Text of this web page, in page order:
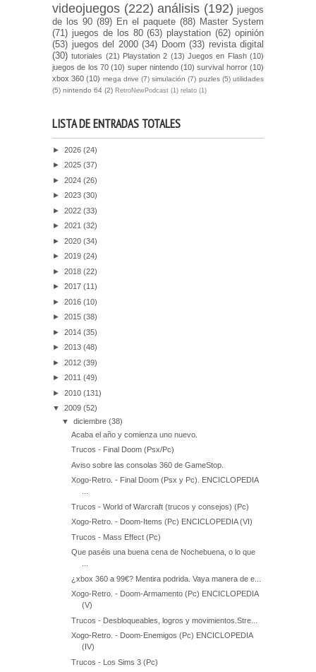
videojuegos (222) análisis (192) juegos
de los 90 (89) En el paquete (88) Master System
(71) juegos de los 80 (63) playstation (62) opinión
(53) juegos del 2000 (34) Doom (33) revista digital
(30) tutoriales (21) Playstation 2 (13) Juegos en Flash (10)
juegos de los 70 (10) super nintendo (10) survival horror (10)
xbox 360 (10) mega drive (7) simulación (7) puzles (5) utilidades
(5) nintendo 64 (2) RetroNewPodcast (1) relato (1)
LISTA DE ENTRADAS TOTALES
► 2026 (24)
► 2025 (37)
► 2024 (26)
► 2023 (30)
► 2022 (33)
► 2021 (32)
► 2020 (34)
► 2019 (24)
► 2018 (22)
► 2017 (11)
► 2016 (10)
► 2015 (38)
► 2014 (35)
► 2013 (48)
► 2012 (39)
► 2011 (49)
► 2010 (131)
▼ 2009 (52)
▼diciembre(38)
Acaba el año y comienza uno nuevo.
Trucos - Final Doom (Psx/Pc)
Aviso sobre las consolas 360 de GameStop.
Xogo-Retro. - Final Doom (Psx y Pc). ENCICLOPEDIA
Trucos - World of Warcraft (trucos y consejos) (Pc)
Xogo-Retro. - Doom-Items (Pc) ENCICLOPEDIA (VI)
Trucos - Mass Effect (Pc)
Que paséis una buena cena de Nochebuena, o lo que
¿xbox 360 a 99€? Mentira podrida. Vaya manera de e...
Xogo-Retro. - Doom-Armamento (Pc) ENCICLOPEDIA
(V)
Trucos - Desbloqueables, logros y movimientos.Stre...
Xogo-Retro. - Doom-Enemigos (Pc) ENCICLOPEDIA
(IV)
Trucos - Los Sims 3 (Pc)